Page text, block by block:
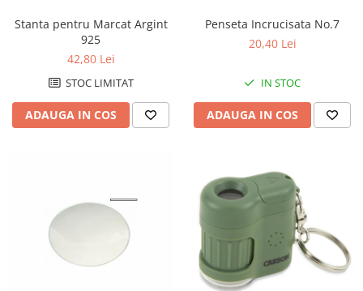
Stanta pentru Marcat Argint
925
42,80 Lei
STOC LIMITAT
ADAUGA IN COS
Penseta Incrucisata No.7
20,40 Lei
IN STOC
ADAUGA IN COS